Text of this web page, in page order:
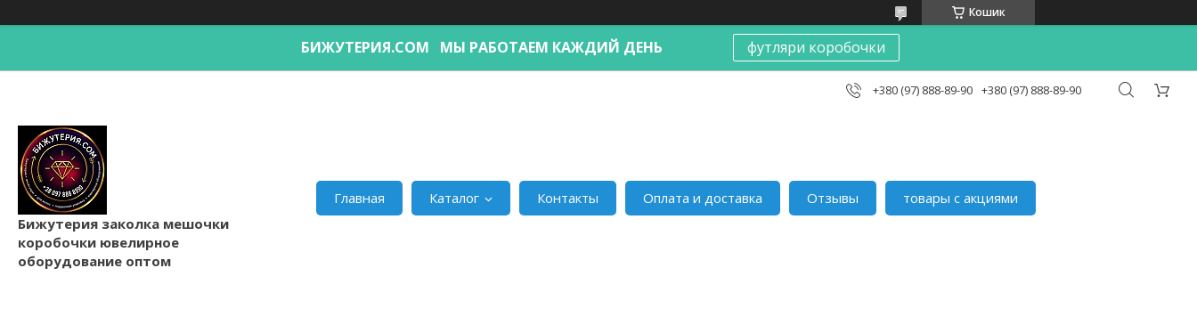
Кошик
БИЖУТЕРИЯ.COM МЫ РАБОТАЕМ КАЖДИЙ ДЕНЬ футляри коробочки
+380 (97) 888-89-90 +380 (97) 888-89-90
Бижутерия заколка мешочки
коробочки ювелирное
оборудование оптом
Главная Каталог Контакты Оплата и доставка Отзывы товары с акциями